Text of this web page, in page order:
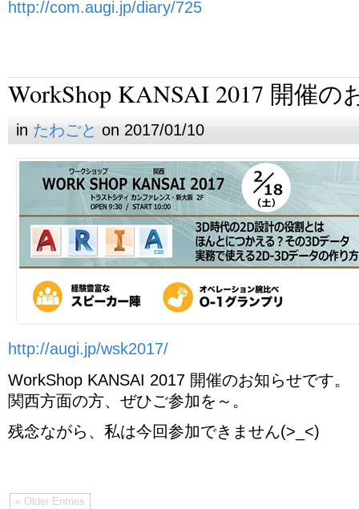
http://com.augi.jp/diary/725
WorkShop KANSAI 2017 開催の
in たわごと on 2017/01/10
http://augi.jp/wsk2017/
WorkShop KANSAI 2017 開催のお知らせです。
関西方面の方、ぜひご参加を～。
残念ながら、私は今回参加できません(>_<)
« Older Entries